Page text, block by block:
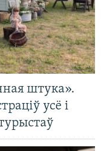
штука».
усё і